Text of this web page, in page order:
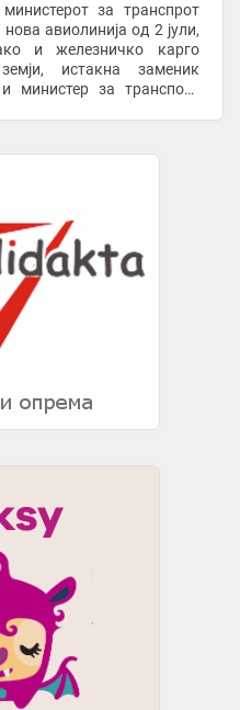
за транспрот
авиолинија од 2 јули,
и железничко карго
истакна заменик
министер за транспорт